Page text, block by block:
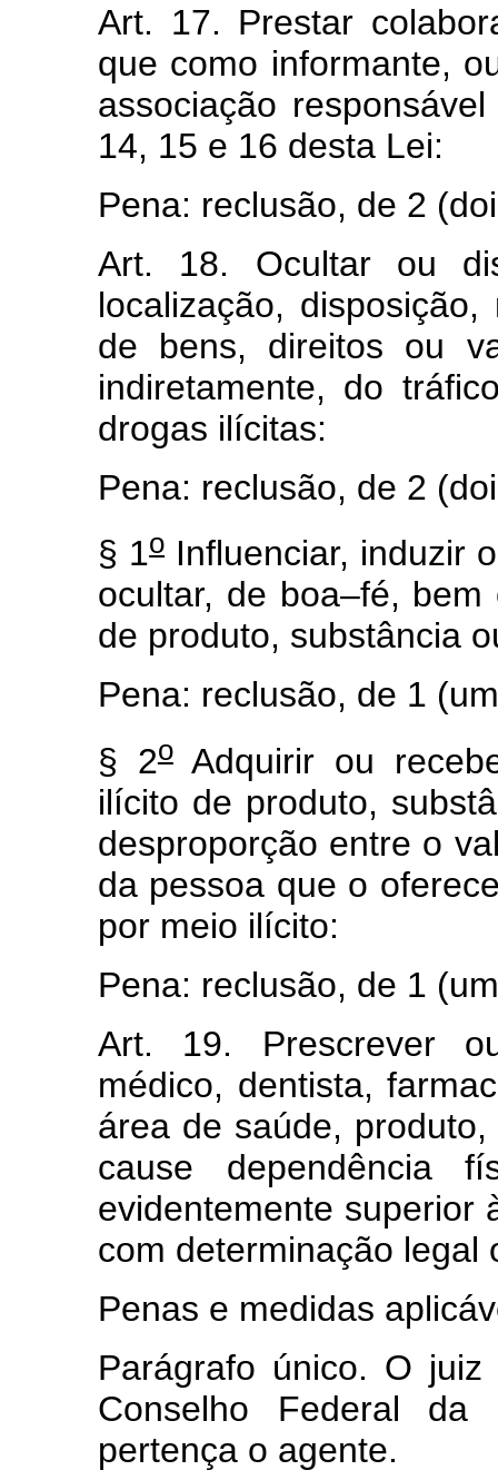
Art. 17. Prestar
que como informante,
associação
14, 15 e 16 desta Lei:
Pena: reclusão, de 2
Art. 18. Ocultar ou
localização,
de bens, direitos ou
indiretamente, do
drogas ilícitas:
Pena: reclusão, de 2
§ 1oInfluenciar, induzir
ocultar, de boa–fé,
de produto, substância
Pena: reclusão, de 1
§ 2oAdquirir ou
ilícito de produto,
desproporção entre o
da pessoa que o
por meio ilícito:
Pena: reclusão, de 1
Art. 19. Prescrever
médico, dentista,
área de saúde,
cause dependência
evidentemente superior
com determinação legal
Penas e medidas
Parágrafo único. O
Conselho Federal da
pertença o agente.